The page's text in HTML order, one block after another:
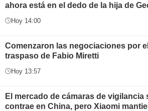
ahora está en el dedo de la hija de
Hoy 14:00
Comenzaron las negociaciones por el
traspaso de Fabio Miretti
Hoy 13:57
El mercado de cámaras de vigilancia
contrae en China, pero Xiaomi